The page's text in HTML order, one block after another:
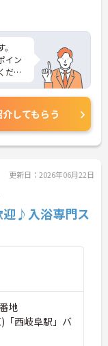
イン
ださ
介してもらう
更新日：2026年06月22日
迎♪入浴専門ス
地
「西岐阜駅」バ